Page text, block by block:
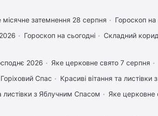
затемнення 28 серпня
Гороскоп
Гороскоп на сьогодні Складний
2026
Яке церковне свято 7 серпня
Спас
Красиві вітання та
листівки з Яблучним Спасом Яке церковне